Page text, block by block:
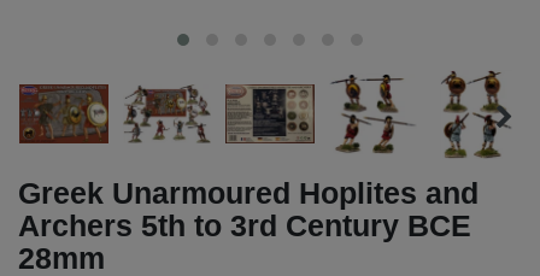
Greek Unarmoured Hoplites and
Archers 5th to 3rd Century BCE
28mm